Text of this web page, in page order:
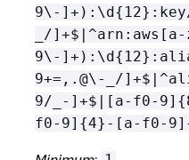
9\-]+):\d {
_/
9\-]+):\d {
9+=,.@\-_/
9/_-]+$|[a-f0-9] {
f0-9] {4}-[a-f0-9]